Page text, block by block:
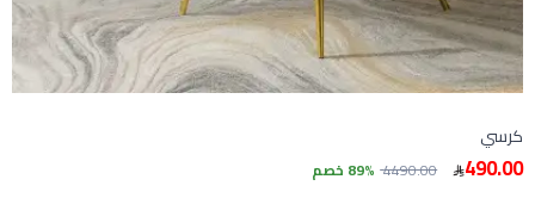
كرسي
490.00
4490.00 89% خصم